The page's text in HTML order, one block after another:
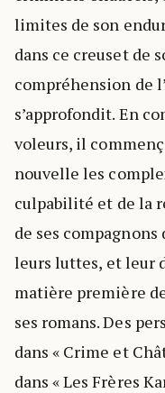
limites de son
dans ce creuset de
compréhension de
s’approfondit. En
voleurs, il
nouvelle les
culpabilité et de la
de ses
leurs luttes, et leur
matière première
ses romans. Des
dans « Crime et
dans « Les Frères